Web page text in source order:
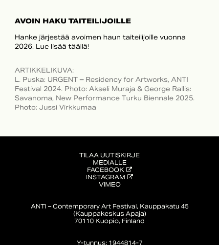
AVOIN HAKU TAITEILIJOILLE
Hanke järjestää avoimen haun taiteilijoille vuonna
2026. Lue lisää täällä!
ARTIKKELIKUVA:
L. Puska: URGENT – Residency for Artworks, ANTI
Festival 2024. Photo: Akseli Muraja & George Rallis:
Savanoma, New Performance Turku Biennale 2025.
Photo: Jussi Virkkumaa
TILAA UUTISKIRJE
MEDIALLE
FACEBOOK
INSTAGRAM
VIMEO
ANTI – Contemporary Art Festival, Kauppakatu 45
(Kauppakeskus Apaja)
70110 Kuopio, Finland
Y-tunnus: 1944814-7